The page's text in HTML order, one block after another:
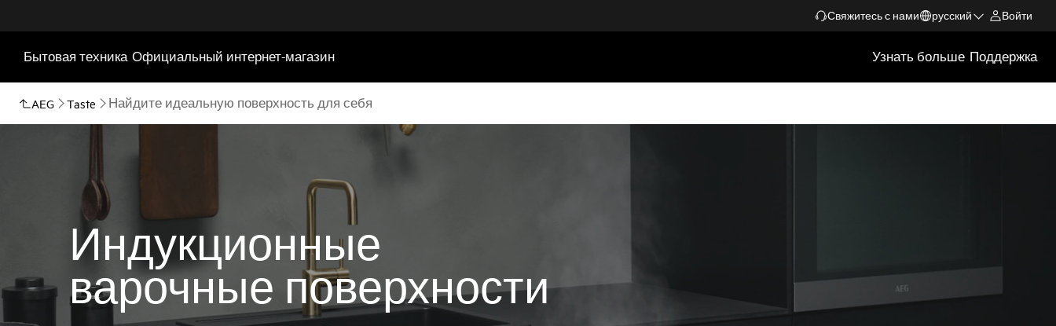
Свяжитесь с нами русский Войти
Бытовая техника Официальный интернет-магазин Узнать больше Поддержка
AEG Taste Найдите идеальную поверхность для себя
Индукционные
варочные поверхности